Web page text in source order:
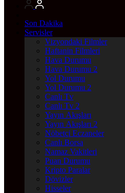
Son Dakika
Servisler
Vizyondaki Filmler
Haftanin Filmleri
Hava Durumu
Hava Durumu 2
Yol Durumu
Yol Durumu 2
Canlı Tv
Canlı Tv 2
Yayın Akışları
Yayın Akışları 2
Nöbetçi Eczaneler
Canlı Borsa
Namaz Vakitleri
Puan Durumu
Kripto Paralar
Dövizler
Hisseler